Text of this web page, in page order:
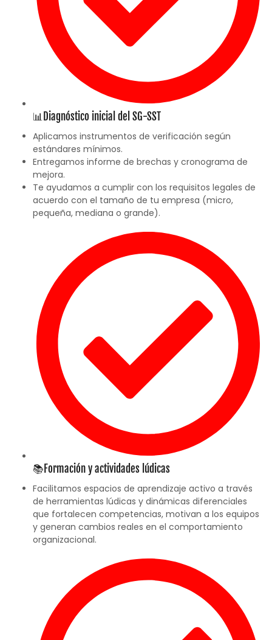
📊Diagnóstico inicial del SG-SST
Aplicamos instrumentos de verificación según
estándares mínimos.
Entregamos informe de brechas y cronograma de
mejora.
Te ayudamos a cumplir con los requisitos legales de
acuerdo con el tamaño de tu empresa (micro,
pequeña, mediana o grande).
📚Formación y actividades lúdicas
Facilitamos espacios de aprendizaje activo a través
de herramientas lúdicas y dinámicas diferenciales
que fortalecen competencias, motivan a los equipos
y generan cambios reales en el comportamiento
organizacional.